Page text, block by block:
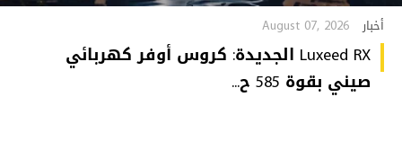
أخبار August 07, 2026
Luxeed RX الجديدة: كروس أوفر كهربائي
صيني بقوة 585 ح...